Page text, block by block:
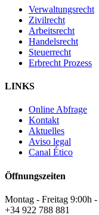
Verwaltungsrecht
Zivilrecht
Arbeitsrecht
Handelsrecht
Steuerrecht
Erbrecht Prozess
LINKS
Online Abfrage
Kontakt
Aktuelles
Aviso legal
Canal Ético
Öffnungszeiten
Montag - Freitag 9:00h
+34 922 788 881
Sie
Vorhaben in
Schreiben